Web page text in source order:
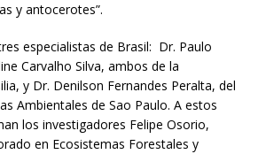
y antocerotes”.
especialistas de Brasil: Dr. Paulo
Carvalho Silva, ambos de la
y Dr. Denilson Fernandes Peralta, del
Ambientales de Sao Paulo. A estos
los investigadores Felipe Osorio,
en Ecosistemas Forestales y